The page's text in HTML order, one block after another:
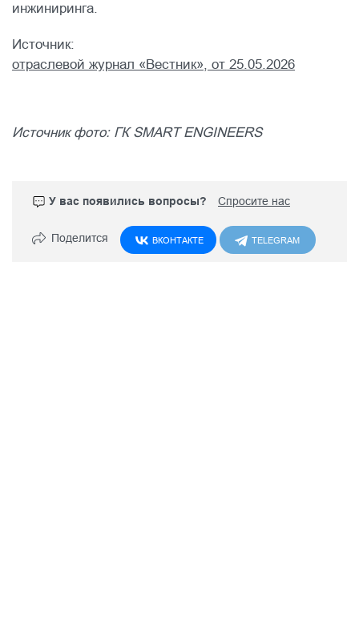
инжиниринга.
Источник:
отраслевой журнал «Вестник», от 25.05.2026
Источник фото: ГК SMART ENGINEERS
У вас появились вопросы? Спросите нас
Поделится